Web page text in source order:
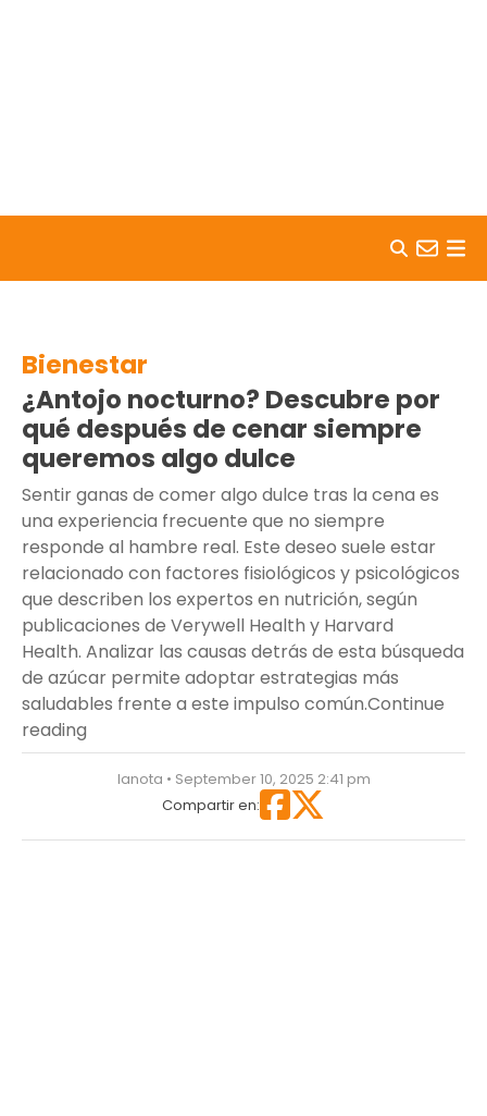
Bienestar
¿Antojo nocturno? Descubre por
qué después de cenar siempre
queremos algo dulce
Sentir ganas de comer algo dulce tras la cena es
una experiencia frecuente que no siempre
responde al hambre real. Este deseo suele estar
relacionado con factores fisiológicos y psicológicos
que describen los expertos en nutrición, según
publicaciones de Verywell Health y Harvard
Health. Analizar las causas detrás de esta búsqueda
de azúcar permite adoptar estrategias más
saludables frente a este impulso común.Continue
reading
lanota • September 10, 2025 2:41 pm
Compartir en: